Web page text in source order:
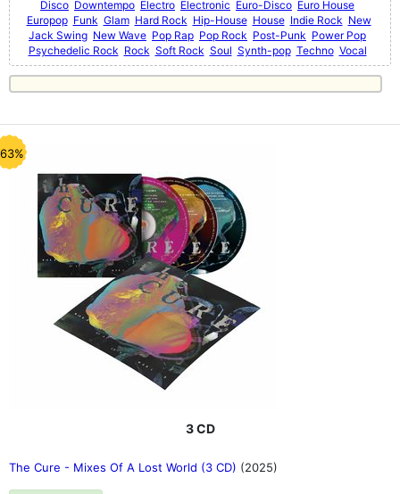
Disco Downtempo Electro Electronic Euro-Disco Euro House
Europop Funk Glam Hard Rock Hip-House House Indie Rock New
Jack Swing New Wave Pop Rap Pop Rock Post-Punk Power Pop
Psychedelic Rock Rock Soft Rock Soul Synth-pop Techno Vocal
3 CD
The Cure - Mixes Of A Lost World (3 CD) (2025)